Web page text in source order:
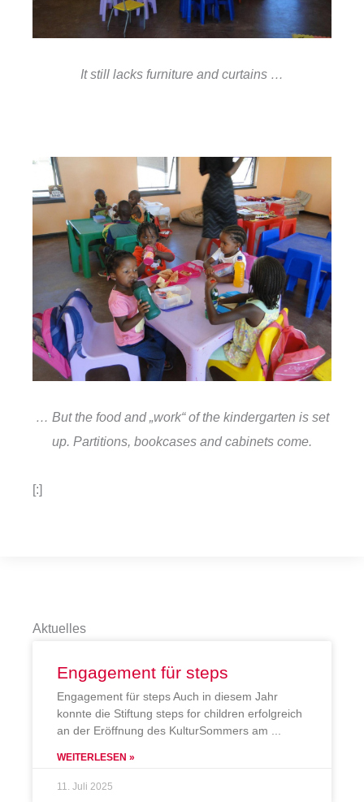
It still lacks furniture and curtains …
… But the food and „work“ of the kindergarten is set
up. Partitions, bookcases and cabinets come.
[:]
Aktuelles
Engagement für steps
Engagement für steps Auch in diesem Jahr
konnte die Stiftung steps for children erfolgreich
an der Eröffnung des KulturSommers am
WEITERLESEN »
11. Juli 2025